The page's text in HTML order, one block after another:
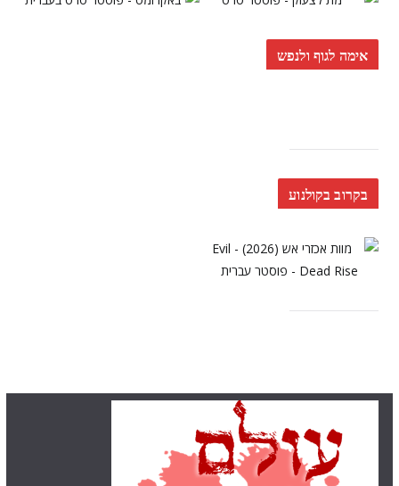
אימה לגוף ולנפש
בקרוב בקולנוע